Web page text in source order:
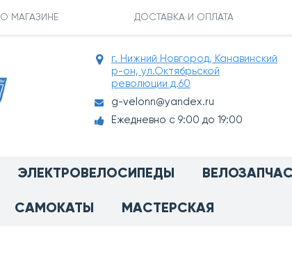
О МАГАЗИНЕ ДОСТАВКА И ОПЛАТА
г. Нижний Новгород, Канавинский
р-он, ул.Октябрьской
революции д.60
g-velonn@yandex.ru
Ежедневно с 9:00 до 19:00
ЭЛЕКТРОВЕЛОСИПЕДЫ
САМОКАТЫ МАСТЕРСКАЯ